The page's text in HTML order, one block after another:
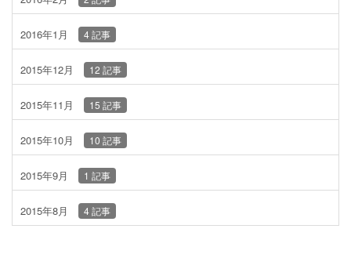
2016年1月 4 記事
2015年12月 12 記事
2015年11月 15 記事
2015年10月 10 記事
2015年9月 1 記事
2015年8月 4 記事